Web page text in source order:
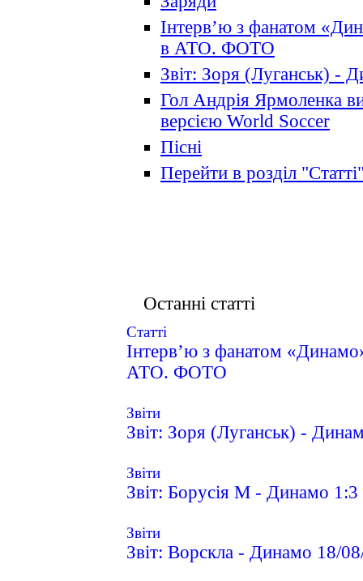
Інтерв’ю з фанатом
в АТО. ФОТО
Звіт: Зоря (Луганськ) -
Гол Андрія Ярмоленка
версією World Soccer
Пісні
Перейти в розділ
Останні статті
Статті
Інтерв’ю з фанатом
АТО. ФОТО
Звіти
Звіт: Зоря (Луганськ) -
Звіти
Звіт: Борусія М - Динамо
Звіти
Звіт: Ворскла - Динамо 18/